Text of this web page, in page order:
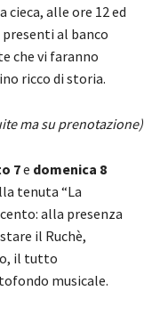
cieca, alle ore 12 ed
presenti al banco
che vi faranno
ricco di storia.
ma su prenotazione)
7e domenica 8
tenuta “La
alla presenza
il Ruchè,
il tutto
musicale.